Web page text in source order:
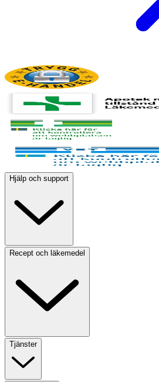
Hjälp och support
Recept och läkemedel
Tjänster